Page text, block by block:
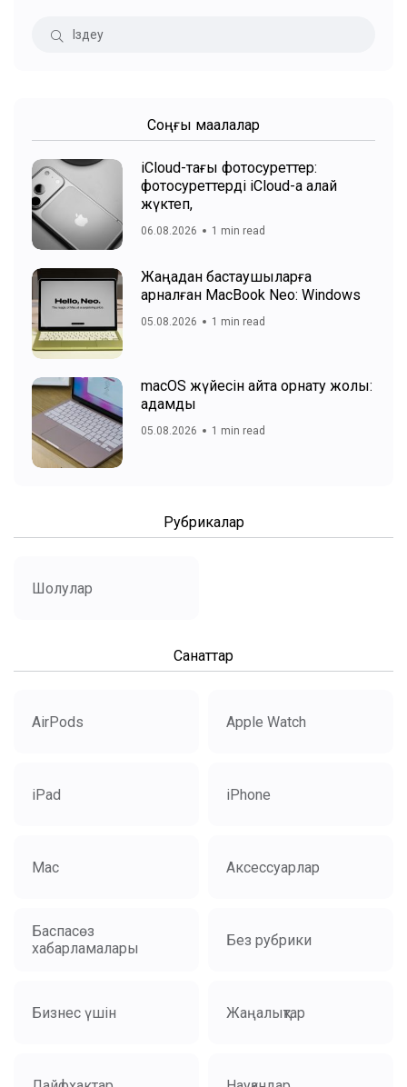
Соңғы мақалалар
iCloud-тағы фотосуреттер:
фотосуреттерді iCloud-қа қалай
жүктеп,
06.08.2026 1 min read
Жаңадан бастаушыларға
арналған MacBook Neo: Windows
05.08.2026 1 min read
macOS жүйесін қайта орнату жолы:
қадамдық
05.08.2026 1 min read
Рубрикалар
Шолулар
Санаттар
AirPods Apple Watch
iPad iPhone
Mac Аксессуарлар
Баспасөз
хабарламалары
Без рубрики
Бизнес үшін Жаңалықтар